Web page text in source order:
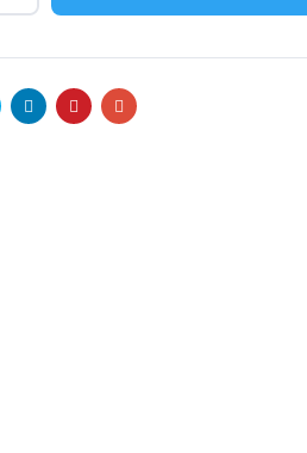
LinkedinPinterestEmail